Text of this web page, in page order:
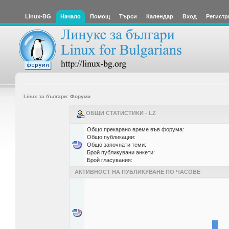
Linux-BG Начало Помощ Търси Календар Вход
Linux за българи: Форуми
ОБЩИ СТАТИСТИКИ - LZ
Общо прекарано време във форума:
Общо публикации:
Общо започнати теми:
Брой публикувани анкети:
Брой гласувания:
АКТИВНОСТ НА ПУБЛИКУВАНЕ ПО ЧАСОВЕ